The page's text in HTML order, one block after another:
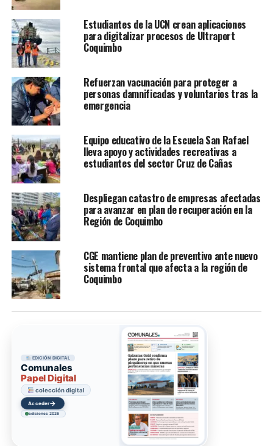
Estudiantes de la UCN crean aplicaciones
para digitalizar procesos de Ultraport
Coquimbo
Refuerzan vacunación para proteger a
personas damnificadas y voluntarios tras la
emergencia
Equipo educativo de la Escuela San Rafael
lleva apoyo y actividades recreativas a
estudiantes del sector Cruz de Cañas
Despliegan catastro de empresas afectadas
para avanzar en plan de recuperación en la
Región de Coquimbo
CGE mantiene plan de preventivo ante nuevo
sistema frontal que afecta a la región de
Coquimbo
EDICIÓN DIGITAL
Comunales
Papel Digital
colección digital
Acceder→
ediciones 2026